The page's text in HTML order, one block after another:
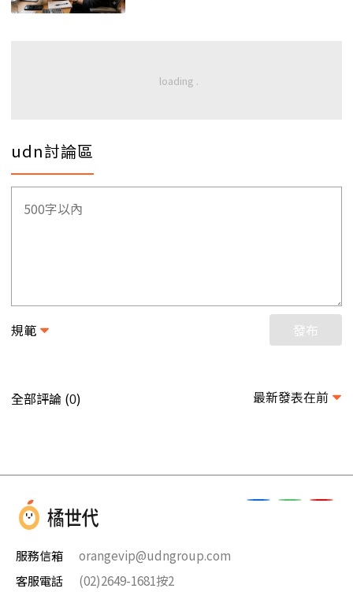
udn討論區
規範 發布
全部評論 (0) 最新發表在前
服務信箱
orangevip@udngroup.com
客服電話
(02)2649-1681按2